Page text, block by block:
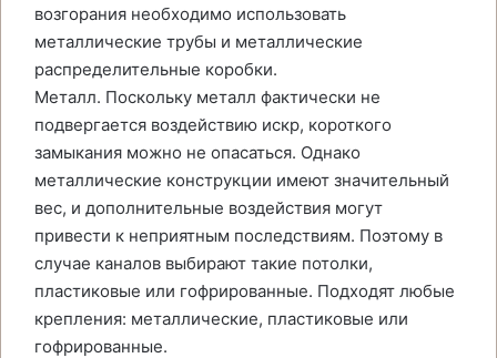
возгорания необходимо использовать
металлические трубы и металлические
распределительные коробки.
Металл. Поскольку металл фактически не
подвергается воздействию искр, короткого
замыкания можно не опасаться. Однако
металлические конструкции имеют значительный
вес, и дополнительные воздействия могут
привести к неприятным последствиям. Поэтому в
случае каналов выбирают такие потолки,
пластиковые или гофрированные. Подходят любые
крепления: металлические, пластиковые или
гофрированные.